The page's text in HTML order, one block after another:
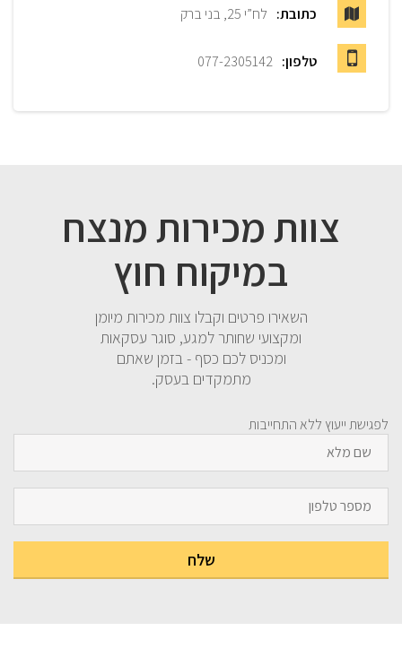
כתובת: לח”י 25, בני ברק
טלפון: 077-2305142
צוות מכירות מנצח
במיקוח חוץ
השאירו פרטים וקבלו צוות מכירות מיומן
ומקצועי שחותר למגע, סוגר עסקאות
ומכניס לכם כסף - בזמן שאתם
מתמקדים בעסק.
לפגישת ייעוץ ללא התחייבות